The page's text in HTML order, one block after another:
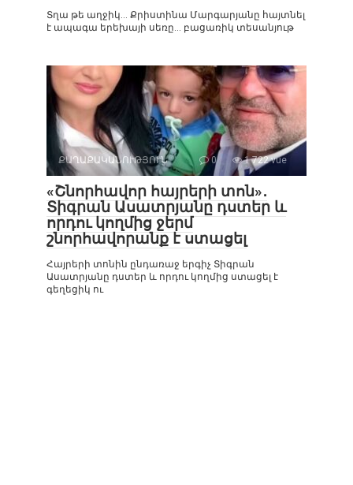
Տղա թե աղջիկ… Քրիստինա Մարգարյանը հայտնել
է ապագա երեխայի սեռը… բացառիկ տեսանյութ
ՔԱՂԱՔԱԿԱՆՈՒԹՅՈՒՆ 0 1 722 vue
«Շնորհավոր հայրերի տոն»․
Տիգրան Ասատրյանը դստեր և
որդու կողմից ջերմ
շնորհավորանք է ստացել
Հայրերի տոնին ընդառաջ երգիչ Տիգրան
Ասատրյանը դստեր և որդու կողմից ստացել է
գեղեցիկ ու